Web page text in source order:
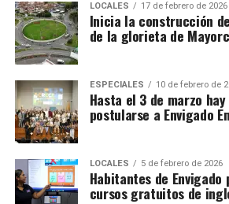
LOCALES 17 de febrero de 2026
Inicia la construcción
de la glorieta de
ESPECIALES 10 de febrero de
Hasta el 3 de marzo
postularse a Envigado
LOCALES 5 de febrero de 2026
Habitantes de
cursos gratuitos de